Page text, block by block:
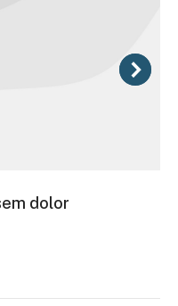
dolor